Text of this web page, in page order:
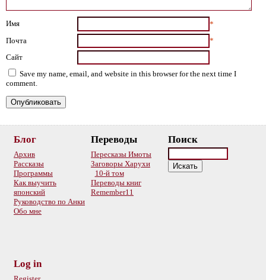
Имя
*
Почта
*
Сайт
Save my name, email, and website in this browser for the next time I
comment.
Блог
Архив
Рассказы
Программы
Как выучить
японский
Руководство по Анки
Обо мне
Переводы
Пересказы Имоты
Заговоры Харухи
10-й том
Переводы книг
Remember11
Поиск
Log in
Register